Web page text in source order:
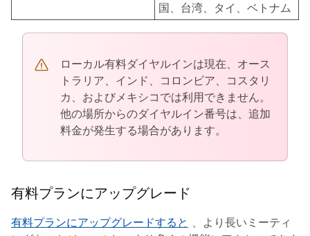
国、台湾、タイ、ベトナム
ローカル有料ダイヤルインは現在、オース
トラリア、インド、コロンビア、コスタリ
カ、およびメキシコでは利用できません。
他の場所からのダイヤルイン番号は、追加
料金が発生する場合があります。
有料プランにアップグレード
有料プランにアップグレードすると
、より長いミーティ